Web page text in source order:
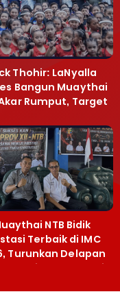
Thohir: LaNyalla
Bangun Muaythai
Rumput, Target
NTB Bidik
Terbaik di IMC
Turunkan Delapan
ke Kejurnas Bekasi